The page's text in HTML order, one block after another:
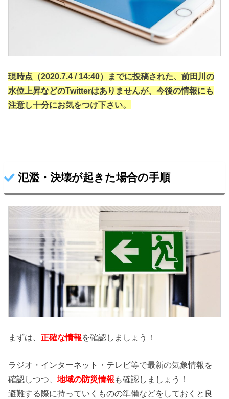
現時点（2020.7.4 / 14:40）までに投稿された、前田川の
水位上昇などのTwitterはありませんが、今後の情報にも
注意し十分にお気をつけ下さい。
氾濫・決壊が起きた場合の手順
まずは、 正確な情報を確認しましょう！
ラジオ・インターネット・テレビ等で最新の気象情報を
確認しつつ、地域の防災情報 も確認しましょう！
避難する際に持っていくものの準備などをしておくと良